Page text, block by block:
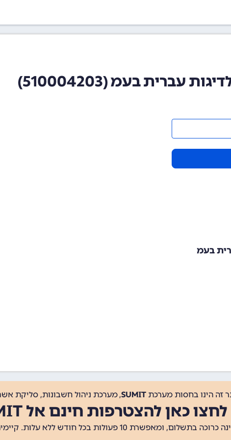
עברית בעמ (510004203)
בעמ
זה הינו בחסות מערכת SUMIT, מערכת ניהול חשבונות, סליקת
לחצו כאן להצטרפות חינם אל SUMIT
ומאפשרת 10 פעולות בכל חודש ללא עלות. קיימים גם